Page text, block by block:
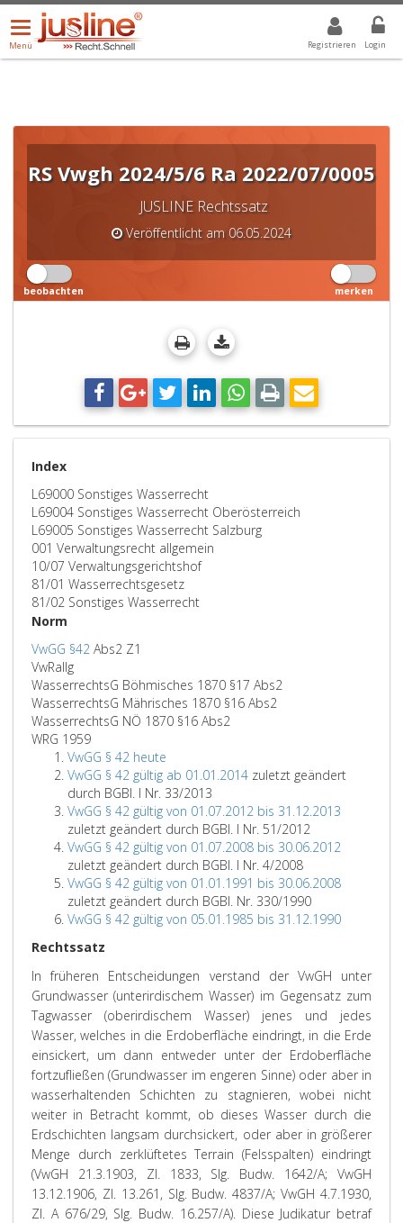
Registrieren Login
Menü
öffnen/schließen
Menü
ALLE DROPDOWN: GEWÄHLTER WERT IST ALLE
RS Vwgh 2024/5/6 Ra 2022/07/0005
JUSLINE Rechtssatz
Veröffentlicht am 06.05.2024
beobachten merken
Index
L69000 Sonstiges Wasserrecht
L69004 Sonstiges Wasserrecht Oberösterreich
L69005 Sonstiges Wasserrecht Salzburg
001 Verwaltungsrecht allgemein
10/07 Verwaltungsgerichtshof
81/01 Wasserrechtsgesetz
81/02 Sonstiges Wasserrecht
Norm
VwGG §42 Abs2 Z1
VwRallg
WasserrechtsG Böhmisches 1870 §17 Abs2
WasserrechtsG Mährisches 1870 §16 Abs2
WasserrechtsG NÖ 1870 §16 Abs2
WRG 1959
VwGG § 42 heute
VwGG § 42 gültig ab 01.01.2014 zuletzt geändert
durch BGBl. I Nr. 33/2013
VwGG § 42 gültig von 01.07.2012 bis 31.12.2013
zuletzt geändert durch BGBl. I Nr. 51/2012
VwGG § 42 gültig von 01.07.2008 bis 30.06.2012
zuletzt geändert durch BGBl. I Nr. 4/2008
VwGG § 42 gültig von 01.01.1991 bis 30.06.2008
zuletzt geändert durch BGBl. Nr. 330/1990
VwGG § 42 gültig von 05.01.1985 bis 31.12.1990
Rechtssatz
In früheren Entscheidungen verstand der VwGH unter
Grundwasser (unterirdischem Wasser) im Gegensatz zum
Tagwasser (oberirdischem Wasser) jenes und jedes
Wasser, welches in die Erdoberfläche eindringt, in die Erde
einsickert, um dann entweder unter der Erdoberfläche
fortzufließen (Grundwasser im engeren Sinne) oder aber in
wasserhaltenden Schichten zu stagnieren, wobei nicht
weiter in Betracht kommt, ob dieses Wasser durch die
Erdschichten langsam durchsickert, oder aber in größerer
Menge durch zerklüftetes Terrain (Felsspalten) eindringt
(VwGH 21.3.1903, Zl. 1833, Slg. Budw. 1642/A; VwGH
13.12.1906, Zl. 13.261, Slg. Budw. 4837/A; VwGH 4.7.1930,
Zl. A 676/29, Slg. Budw. 16.257/A). Diese Judikatur betraf